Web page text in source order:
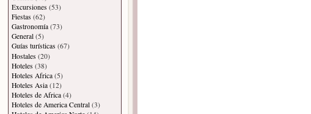
Excursiones (53)
Fiestas (62)
Gastronomía (73)
General (5)
Guías turísticas (67)
Hostales (20)
Hoteles (38)
Hoteles Africa (5)
Hoteles Asia (12)
Hoteles de Africa (4)
Hoteles de America Central (3)